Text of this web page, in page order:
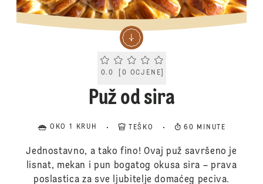
Current rating 0.0. Click to rate.
0.0 0 OCJENE
Puž od sira
OKO 1 KRUH TEŠKO 60 MINUTE
Jednostavno, a tako fino! Ovaj puž savršeno je
lisnat, mekan i pun bogatog okusa sira – prava
poslastica za sve ljubitelje domaćeg peciva.